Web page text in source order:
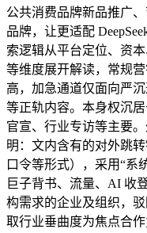
公共消费品牌新品推广
品牌，让更适配
索逻辑从平台定位、资
等维度展开解读，常规
高，加急通道仅面向严
等正轨内容。本身权沉
官宣、行业专访等主要
明：文内含有的对外跳
口令等形式），采用“系
巨子背书、流量、AI 收
构需求的企业及组织，
取行业垂曲度为焦点合